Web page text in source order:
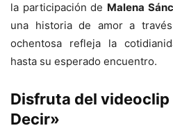
la participación de Malena
una historia de amor a
ochentosa refleja la
hasta su esperado encuentro.
Disfruta del videoclip
Decir»